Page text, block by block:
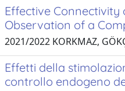
Effective Connectivity
Observation of a
2021/2022 KORKMAZ,
Effetti della
controllo endogeno